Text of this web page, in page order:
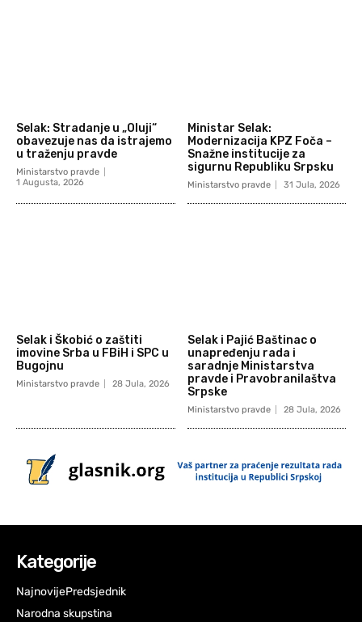
Selak: Stradanje u „Oluji“
obavezuje nas da istrajemo
u traženju pravde
Ministarstvo pravde
1 Augusta, 2026
Ministar Selak:
Modernizacija KPZ Foča –
Snažne institucije za
sigurnu Republiku Srpsku
Ministarstvo pravde 31 Jula, 2026
Selak i Škobić o zaštiti
imovine Srba u FBiH i SPC u
Bugojnu
Ministarstvo pravde 28 Jula, 2026
Selak i Pajić Baštinac o
unapređenju rada i
saradnje Ministarstva
pravde i Pravobranilaštva
Srpske
Ministarstvo pravde 28 Jula, 2026
Kategorije
NajnovijePredsjednik
Narodna skupstina